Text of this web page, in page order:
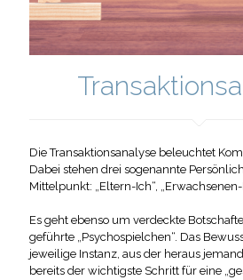
Die Transaktionsanalyse beleuchtet
Dabei stehen drei sogenannte
Mittelpunkt: „Eltern-Ich“,
Es geht ebenso um verdeckte
geführte „Psychospielchen“. Das
jeweilige Instanz, aus der heraus
bereits der wichtigste Schritt für eine